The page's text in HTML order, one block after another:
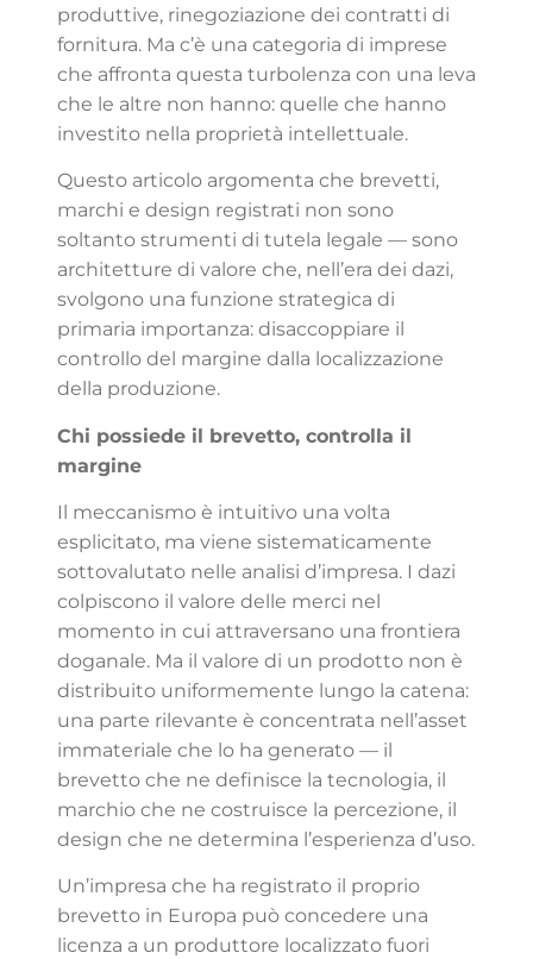
produttive, rinegoziazione dei contratti di
fornitura. Ma c’è una categoria di imprese
che affronta questa turbolenza con una leva
che le altre non hanno: quelle che hanno
investito nella proprietà intellettuale.
Questo articolo argomenta che brevetti,
marchi e design registrati non sono
soltanto strumenti di tutela legale — sono
architetture di valore che, nell’era dei dazi,
svolgono una funzione strategica di
primaria importanza: disaccoppiare il
controllo del margine dalla localizzazione
della produzione.
Chi possiede il brevetto, controlla il
margine
Il meccanismo è intuitivo una volta
esplicitato, ma viene sistematicamente
sottovalutato nelle analisi d’impresa. I dazi
colpiscono il valore delle merci nel
momento in cui attraversano una frontiera
doganale. Ma il valore di un prodotto non è
distribuito uniformemente lungo la catena:
una parte rilevante è concentrata nell’asset
immateriale che lo ha generato — il
brevetto che ne definisce la tecnologia, il
marchio che ne costruisce la percezione, il
design che ne determina l’esperienza d’uso.
Un’impresa che ha registrato il proprio
brevetto in Europa può concedere una
licenza a un produttore localizzato fuori